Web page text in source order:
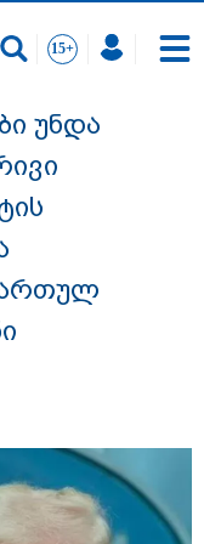
რომელიც
უნდა